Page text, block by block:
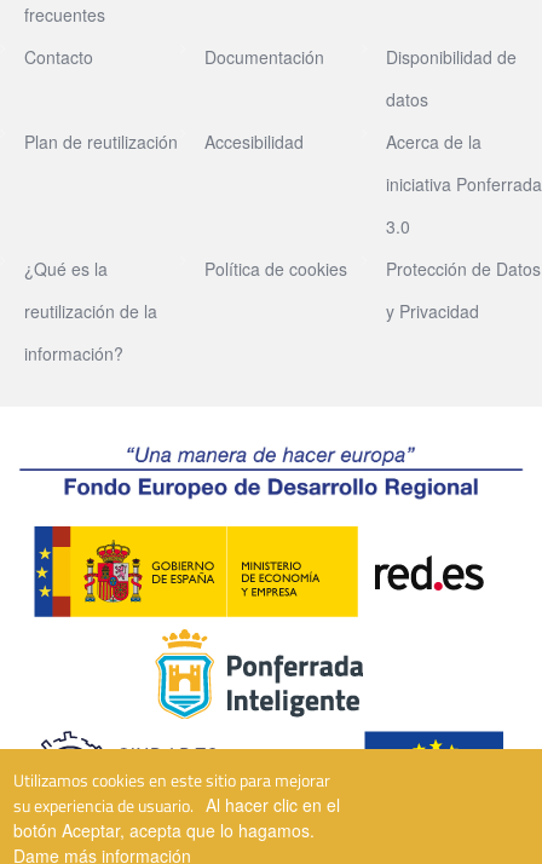
frecuentes
Contacto Documentación
Disponibilidad de
datos
Plan de reutilización
Accesibilidad
Acerca de la
iniciativa Ponferrada
3.0
¿Qué es la
reutilización de la
información?
Política de cookies
Protección de Datos
y Privacidad
Utilizamos cookies en este sitio para mejorar
su experiencia de usuario. Al hacer clic en el
botón Aceptar, acepta que lo hagamos.
Dame más información